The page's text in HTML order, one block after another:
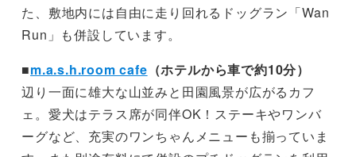
た、敷地内には自由に走り回れるドッグラン「Wan
Run」も併設しています。
■m.a.s.h.room cafe （ホテルから車で約10分）
辺り一面に雄大な山並みと田園風景が広がるカフ
ェ。愛犬はテラス席が同伴OK！ステーキやワンバ
ーグなど、充実のワンちゃんメニューも揃っていま